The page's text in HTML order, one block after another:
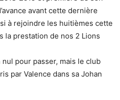
avant cette dernière
à rejoindre les huitièmes cette
la prestation de nos 2 Lions
pour passer, mais le club
par Valence dans sa Johan